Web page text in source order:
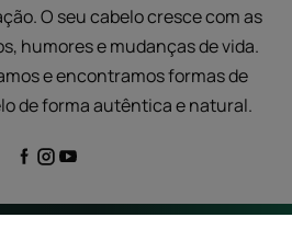
O seu cabelo cresce com as
humores e mudanças de vida.
e encontramos formas de
de forma autêntica e natural.